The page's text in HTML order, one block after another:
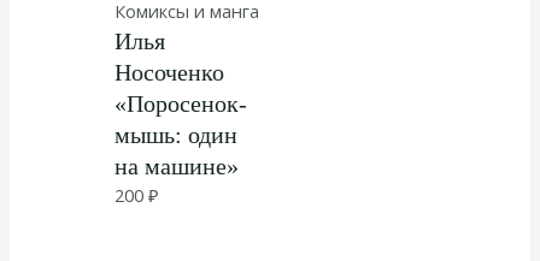
Комиксы и манга
Илья
Носоченко
«Поросенок-
мышь: один
на машине»
200₽